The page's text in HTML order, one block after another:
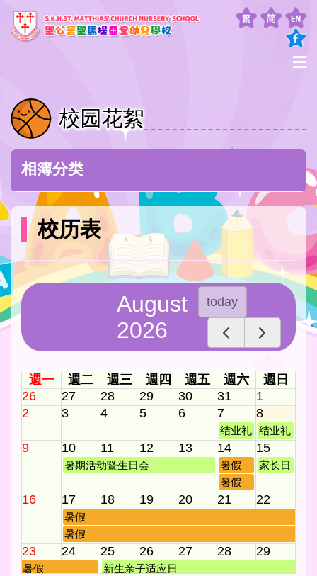
校园花絮
相簿分类
校历表
August
2026
today
週一 週二 週三 週四 週五 週六
週日
26
27 28 29 30 31
1
2
3 4 5 6 7 8
结业礼彩排结业礼
9 10 11 12 13 14 15
暑期活动暨生日会 暑假
家长日
暑假
16 17 18 19 20 21 22
暑假
暑假
23 24 25 26 27 28 29
暑假
新生亲子适应日